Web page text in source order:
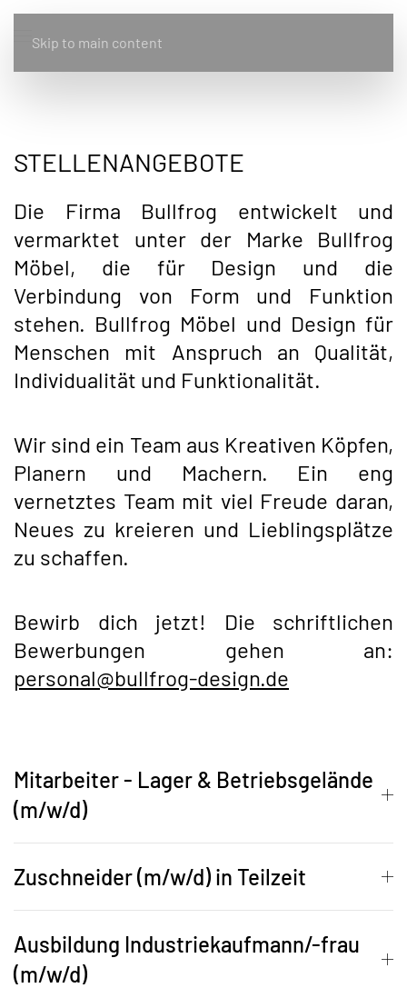
Skip to main content
STELLENANGEBOTE
Die Firma Bullfrog entwickelt und
vermarktet unter der Marke Bullfrog
Möbel, die für Design und die
Verbindung von Form und Funktion
stehen. Bullfrog Möbel und Design für
Menschen mit Anspruch an Qualität,
Individualität und Funktionalität.
Wir sind ein Team aus Kreativen Köpfen,
Planern und Machern. Ein eng
vernetztes Team mit viel Freude daran,
Neues zu kreieren und Lieblingsplätze
zu schaffen.
Bewirb dich jetzt! Die schriftlichen
Bewerbungen gehen an:
personal@bullfrog-design.de
Mitarbeiter - Lager & Betriebsgelände
(m/w/d)
Zuschneider (m/w/d) in Teilzeit
Ausbildung Industriekaufmann/-frau
(m/w/d)